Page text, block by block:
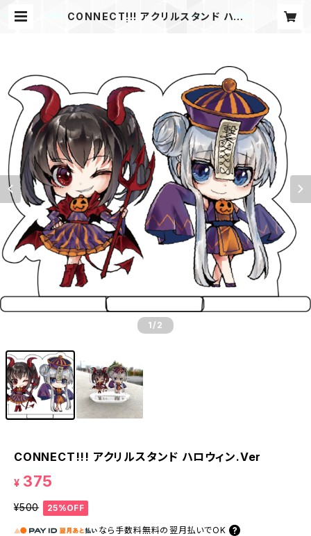
CONNECT!!! アクリルスタンド ハロ
1 /2
CONNECT!!! アクリルスタンド ハロウィン.Ver
¥ 375
¥500 25%OFF
なら 手数料無料の 翌月払いでOK